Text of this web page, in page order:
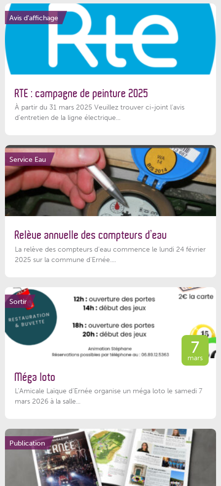
Avis d'affichage
RTE : campagne de peinture 2025
À partir du 31 mars 2025 Veuillez trouver ci-joint l'avis
d'entretien de la ligne électrique...
Service Eau
Relève annuelle des compteurs d’eau
La relève des compteurs d'eau commence le lundi 24 février
2025 sur la commune d’Ernée....
Sortir
7
mars
Méga loto
L’Amicale Laïque d’Ernée organise un méga loto le samedi 7
mars 2026 à la salle...
Publication